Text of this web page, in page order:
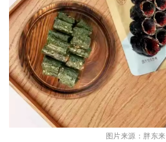
图片来源：胖东来